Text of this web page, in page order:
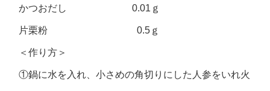
かつおだし 0.01ｇ
片栗粉 0.5ｇ
＜作り方＞
①鍋に水を入れ、小さめの角切りにした人参をいれ火